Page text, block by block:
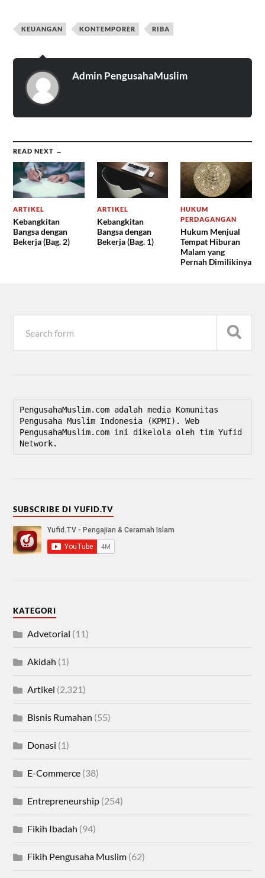
KEUANGAN KONTEMPORER RIBA
Admin PengusahaMuslim
READ NEXT →
ARTIKEL
Kebangkitan
Bangsa dengan
Bekerja (Bag. 2)
ARTIKEL
Kebangkitan
Bangsa dengan
Bekerja (Bag. 1)
HUKUM
PERDAGANGAN
Hukum Menjual
Tempat Hiburan
Malam yang
Pernah Dimilikinya
PengusahaMuslim.com adalah media Komunitas
Pengusaha Muslim Indonesia (KPMI). Web
PengusahaMuslim.com ini dikelola oleh tim Yufid
Network.
SUBSCRIBE DI YUFID.TV
KATEGORI
Advetorial (11)
Akidah (1)
Artikel (2,321)
Bisnis Rumahan (55)
Donasi (1)
E-Commerce (38)
Entrepreneurship (254)
Fikih Ibadah (94)
Fikih Pengusaha Muslim (62)